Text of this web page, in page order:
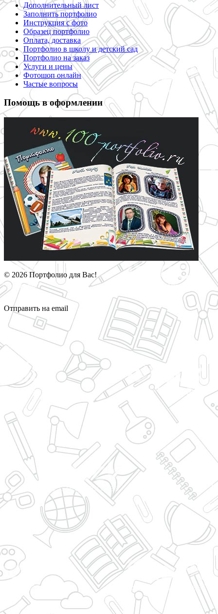
Дополнительный лист
Заполнить портфолио
Инструкция с фото
Образец портфолио
Оплата, доставка
Портфолио в школу и детский сад
Портфолио на заказ
Услуги и цены
Фотошоп онлайн
Частые вопросы
Помощь в оформлении
© 2026 Портфолио для Вас!
Отправить на email